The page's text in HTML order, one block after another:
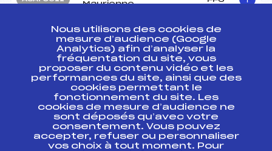
Maurienne
ASAT0301
Micro Pouss Hte
Maurienne
FFS
Résultats Nordique 2020
Course Cat.
MARATHON DE
BESSANS
FFS
Nous utilisons des cookies de
mesure d’audience (Google
Analytics) afin d’analyser la
fréquentation du site, vous
proposer du contenu vidéo et les
performances du site, ainsi que des
cookies permettant le
fonctionnement du site. Les
cookies de mesure d’audience ne
sont déposés qu’avec votre
consentement. Vous pouvez
accepter, refuser ou personnaliser
vos choix à tout moment. Pour